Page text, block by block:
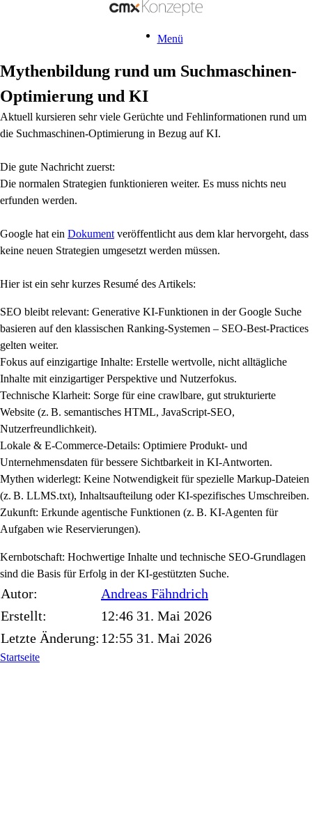
Menü
Mythenbildung rund um Suchmaschinen-
Optimierung und KI
Aktuell kursieren sehr viele Gerüchte und Fehlinformationen rund um
die Suchmaschinen-Optimierung in Bezug auf KI.
Die gute Nachricht zuerst:
Die normalen Strategien funktionieren weiter. Es muss nichts neu
erfunden werden.
Google hat ein Dokument veröffentlicht aus dem klar hervorgeht, dass
keine neuen Strategien umgesetzt werden müssen.
Hier ist ein sehr kurzes Resumé des Artikels:
SEO bleibt relevant: Generative KI-Funktionen in der Google Suche
basieren auf den klassischen Ranking-Systemen – SEO-Best-Practices
gelten weiter.
Fokus auf einzigartige Inhalte: Erstelle wertvolle, nicht alltägliche
Inhalte mit einzigartiger Perspektive und Nutzerfokus.
Technische Klarheit: Sorge für eine crawlbare, gut strukturierte
Website (z. B. semantisches HTML, JavaScript-SEO,
Nutzerfreundlichkeit).
Lokale & E-Commerce-Details: Optimiere Produkt- und
Unternehmensdaten für bessere Sichtbarkeit in KI-Antworten.
Mythen widerlegt: Keine Notwendigkeit für spezielle Markup-Dateien
(z. B. LLMS.txt), Inhaltsaufteilung oder KI-spezifisches Umschreiben.
Zukunft: Erkunde agentische Funktionen (z. B. KI-Agenten für
Aufgaben wie Reservierungen).
Kernbotschaft: Hochwertige Inhalte und technische SEO-Grundlagen
sind die Basis für Erfolg in der KI-gestützten Suche.
Autor: Andreas Fähndrich
Erstellt:
12:46 31. Mai 2026
Letzte Änderung: 12:55 31. Mai 2026
Startseite